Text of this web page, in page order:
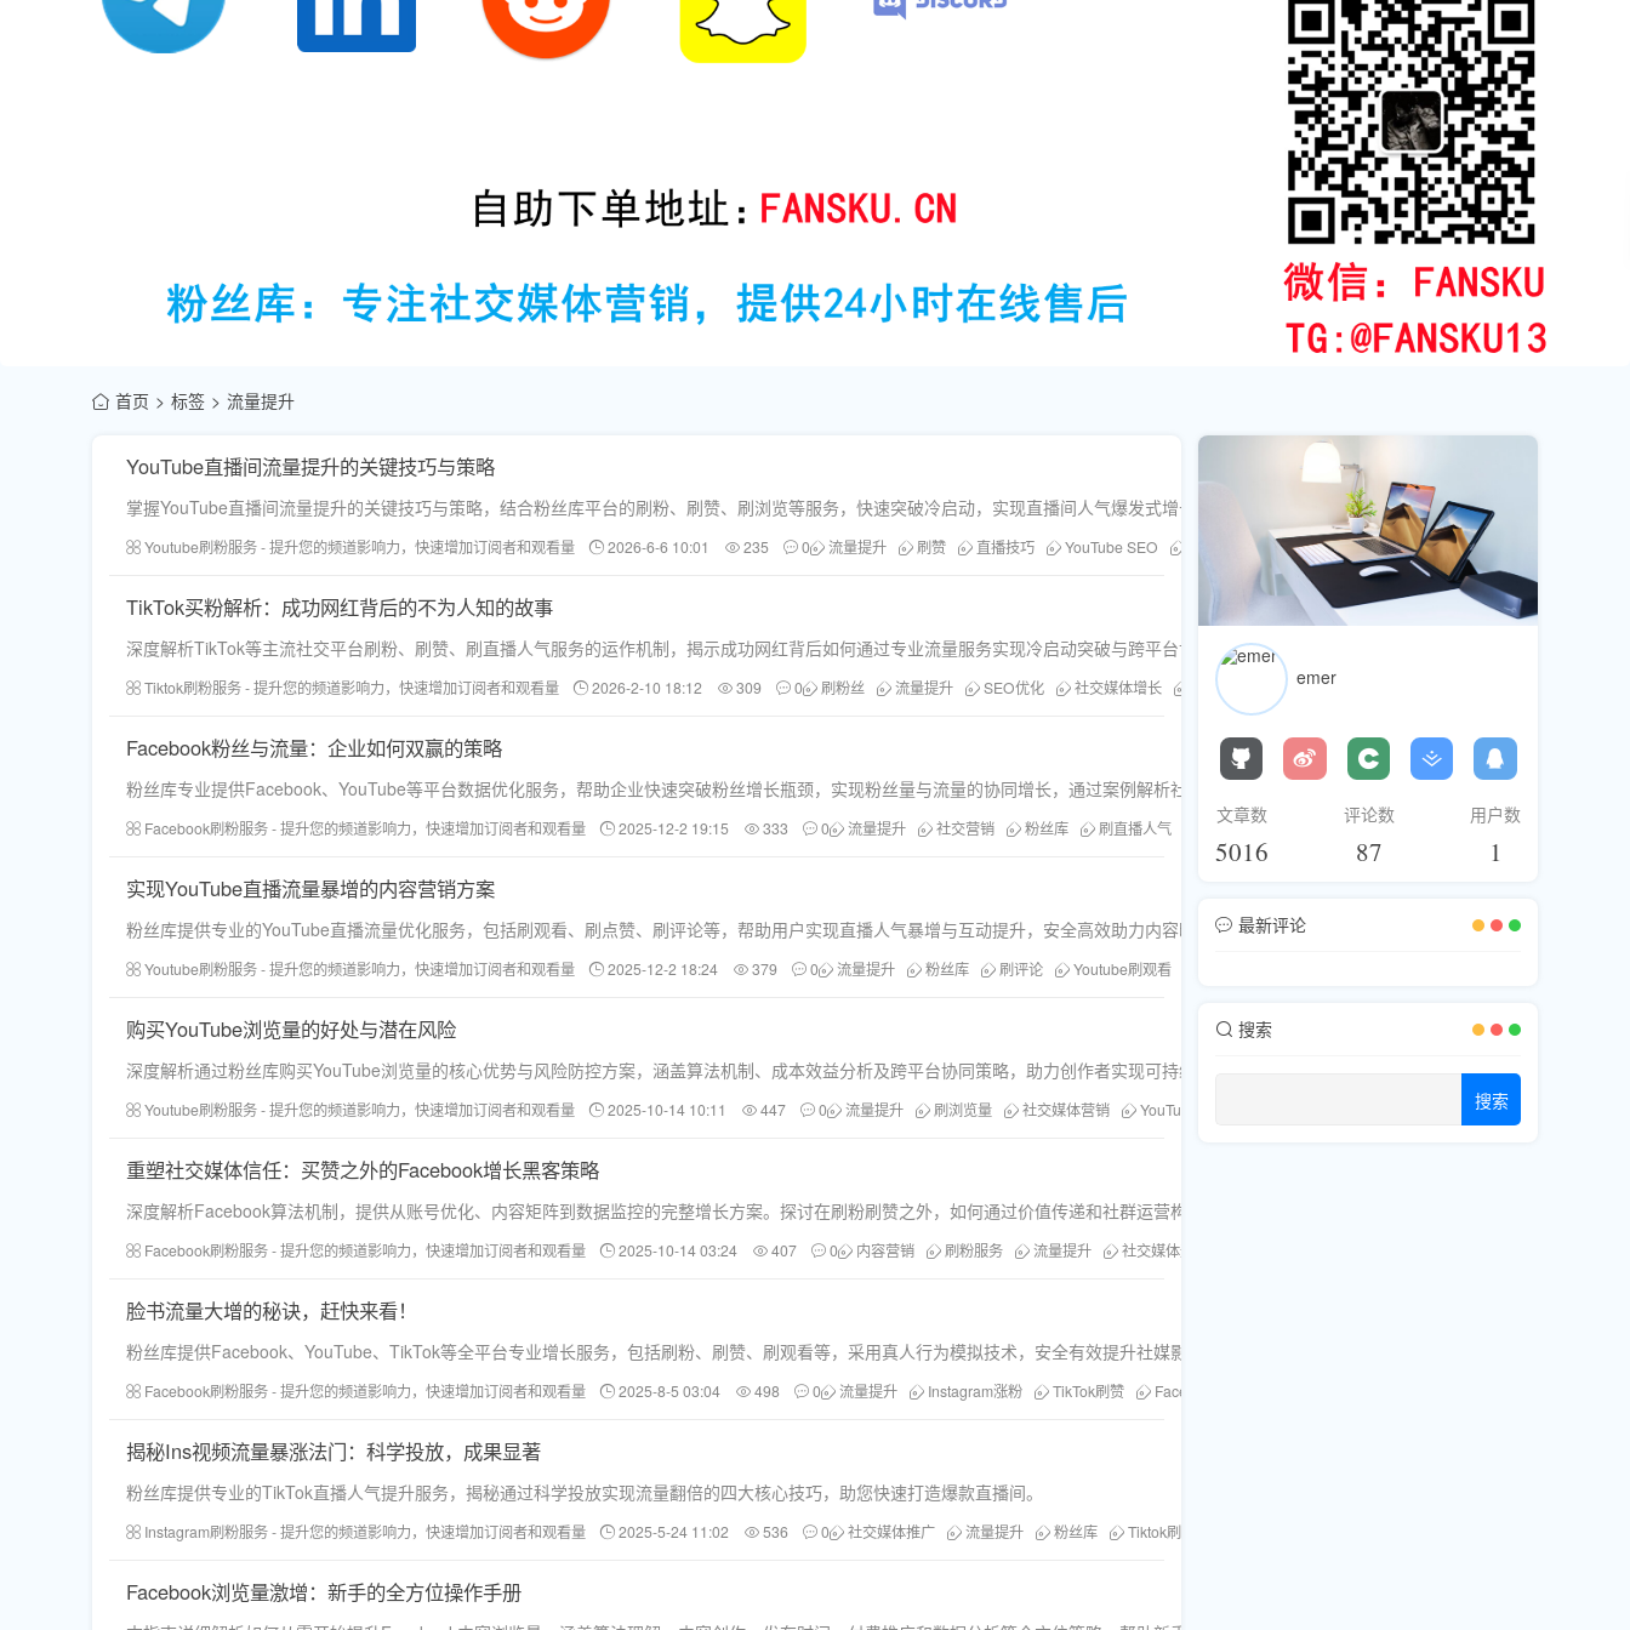
首页 标签 流量提升
YouTube直播间流量提升的关键技巧与策略
掌握YouTube直播间流量提升的关键技巧与策略，结合粉丝库平台的刷粉、刷赞、刷浏览等服务，快速突破冷启动，实现直播间人气爆发式增长。
Youtube刷粉服务 - 提升您的频道影响力，快速增加订阅者和观看量 2026-6-6 10:01 235 0 流量提升 刷赞 直播技巧 YouTube SEO 刷评论 刷人气 YouTube直播间
TikTok买粉解析：成功网红背后的不为人知的故事
深度解析TikTok等主流社交平台刷粉、刷赞、刷直播人气服务的运作机制，揭示成功网红背后如何通过专业流量服务实现冷启动突破与跨平台协同增长，探讨流量助推行业的现状与安全策略。
Tiktok刷粉服务 - 提升您的频道影响力，快速增加订阅者和观看量 2026-2-10 18:12 309 0 刷粉丝 流量提升 SEO优化 社交媒体增长 TikTok买粉 粉丝库
Facebook粉丝与流量：企业如何双赢的策略
粉丝库专业提供Facebook、YouTube等平台数据优化服务，帮助企业快速突破粉丝增长瓶颈，实现粉丝量与流量的协同增长，通过案例解析社交营销实战策略。
Facebook刷粉服务 - 提升您的频道影响力，快速增加订阅者和观看量 2025-12-2 19:15 333 0 流量提升 社交营销 粉丝库 刷直播人气 Facebook刷粉 刷Facebook点赞 跨平台优化
实现YouTube直播流量暴增的内容营销方案
粉丝库提供专业的YouTube直播流量优化服务，包括刷观看、刷点赞、刷评论等，帮助用户实现直播人气暴增与互动提升，安全高效助力内容曝光。
Youtube刷粉服务 - 提升您的频道影响力，快速增加订阅者和观看量 2025-12-2 18:24 379 0 流量提升 粉丝库 刷评论 Youtube刷观看
购买YouTube浏览量的好处与潜在风险
深度解析通过粉丝库购买YouTube浏览量的核心优势与风险防控方案，涵盖算法机制、成本效益分析及跨平台协同策略，助力创作者实现可持续流量增长。
Youtube刷粉服务 - 提升您的频道影响力，快速增加订阅者和观看量 2025-10-14 10:11 447 0 流量提升 刷浏览量 社交媒体营销 YouTube推广 购买YouTube浏览量
重塑社交媒体信任：买赞之外的Facebook增长黑客策略
深度解析Facebook算法机制，提供从账号优化、内容矩阵到数据监控的完整增长方案。探讨在刷粉刷赞之外，如何通过价值传递和社群运营构建可持续的社交信任体系。
Facebook刷粉服务 - 提升您的频道影响力，快速增加订阅者和观看量 2025-10-14 03:24 407 0 内容营销 刷粉服务 流量提升 社交媒体运营
脸书流量大增的秘诀，赶快来看！
粉丝库提供Facebook、YouTube、TikTok等全平台专业增长服务，包括刷粉、刷赞、刷观看等，采用真人行为模拟技术，安全有效提升社媒影响力。
Facebook刷粉服务 - 提升您的频道影响力，快速增加订阅者和观看量 2025-8-5 03:04 498 0 流量提升 Instagram涨粉 TikTok刷赞 Facebook刷粉
揭秘Ins视频流量暴涨法门：科学投放，成果显著
粉丝库提供专业的TikTok直播人气提升服务，揭秘通过科学投放实现流量翻倍的四大核心技巧，助您快速打造爆款直播间。
Instagram刷粉服务 - 提升您的频道影响力，快速增加订阅者和观看量 2025-5-24 11:02 536 0 社交媒体推广 流量提升 粉丝库 Tiktok刷人气
Facebook浏览量激增：新手的全方位操作手册
emer
文章数
5016
评论数
87
用户数
1
最新评论
搜索
搜索